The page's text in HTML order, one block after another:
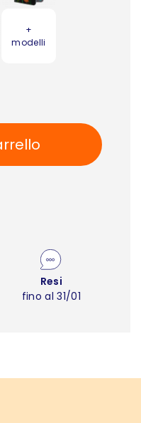
+
modelli
Resi
fino al 31/01